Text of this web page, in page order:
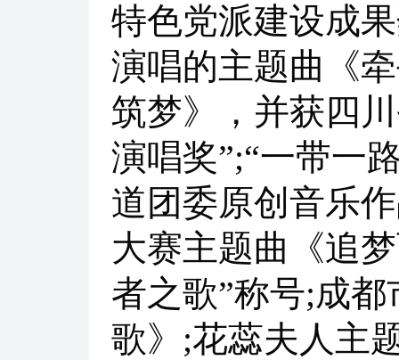
特色党派建设成
演唱的主题曲《
筑梦》，并获四
演唱奖”;“一带一
道团委原创音乐
大赛主题曲《追
者之歌”称号;成
歌》;花蕊夫人主